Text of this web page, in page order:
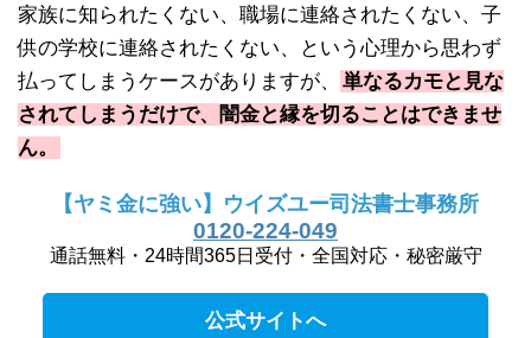
家族に知られたくない、職場に連絡されたくない、子
供の学校に連絡されたくない、という心理から思わず
払ってしまうケースがありますが、
単なるカモと見な
されてしまうだけで、闇金と縁を切ることはできませ
ん。
【ヤミ金に強い】ウイズユー司法書士事務所
0120-224-049
通話無料・24時間365日受付・全国対応・秘密厳守
公式サイトへ